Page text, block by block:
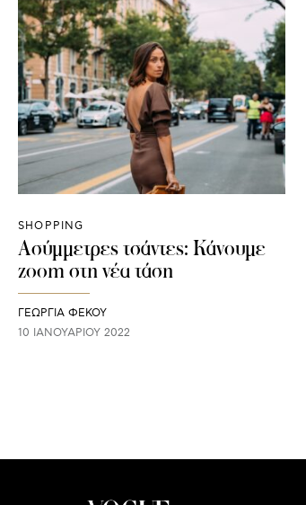
SHOPPING
Aσύμμετρες τσάντες: Κάνουμε
zoom στη νέα τάση
ΓΕΩΡΓΙΑ ΦΕΚΟΥ
10 ΙΑΝΟΥΑΡΊΟΥ 2022